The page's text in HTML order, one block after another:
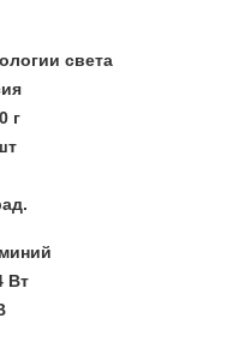
света
г
Вт